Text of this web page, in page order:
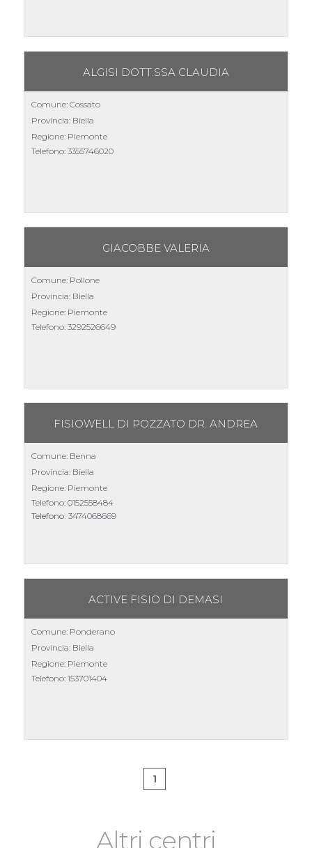
ALGISI DOTT.SSA CLAUDIA
Comune: Cossato
Provincia: Biella
Regione: Piemonte
Telefono: 3355746020
GIACOBBE VALERIA
Comune: Pollone
Provincia: Biella
Regione: Piemonte
Telefono: 3292526649
FISIOWELL DI POZZATO DR. ANDREA
Comune: Benna
Provincia: Biella
Regione: Piemonte
Telefono: 0152558484
Telefono: 3474068669
ACTIVE FISIO DI DEMASI
Comune: Ponderano
Provincia: Biella
Regione: Piemonte
Telefono: 153701404
1
Altri centri